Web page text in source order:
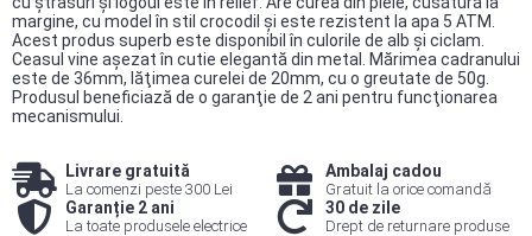
margine, cu model în stil crocodil şi este rezistent la apa 5 ATM.
Acest produs superb este disponibil în culorile de alb şi ciclam.
Ceasul vine aşezat în cutie elegantă din metal. Mărimea cadranului
este de 36mm, lăţimea curelei de 20mm, cu o greutate de 50g.
Produsul beneficiază de o garanţie de 2 ani pentru funcţionarea
mecanismului.
Livrare gratuită
La comenzi peste 300 Lei
Ambalaj cadou
Gratuit la orice comandă
Garanție 2 ani
La toate produsele electrice
30 de zile
Drept de returnare produse